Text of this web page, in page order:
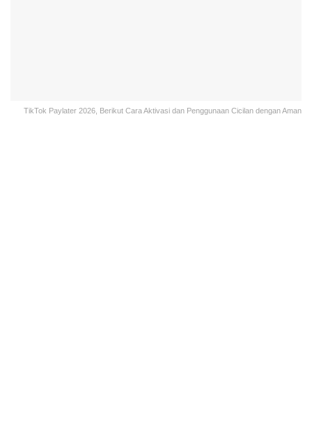
TikTok Paylater 2026, Berikut Cara Aktivasi dan Penggunaan Cicilan dengan Aman